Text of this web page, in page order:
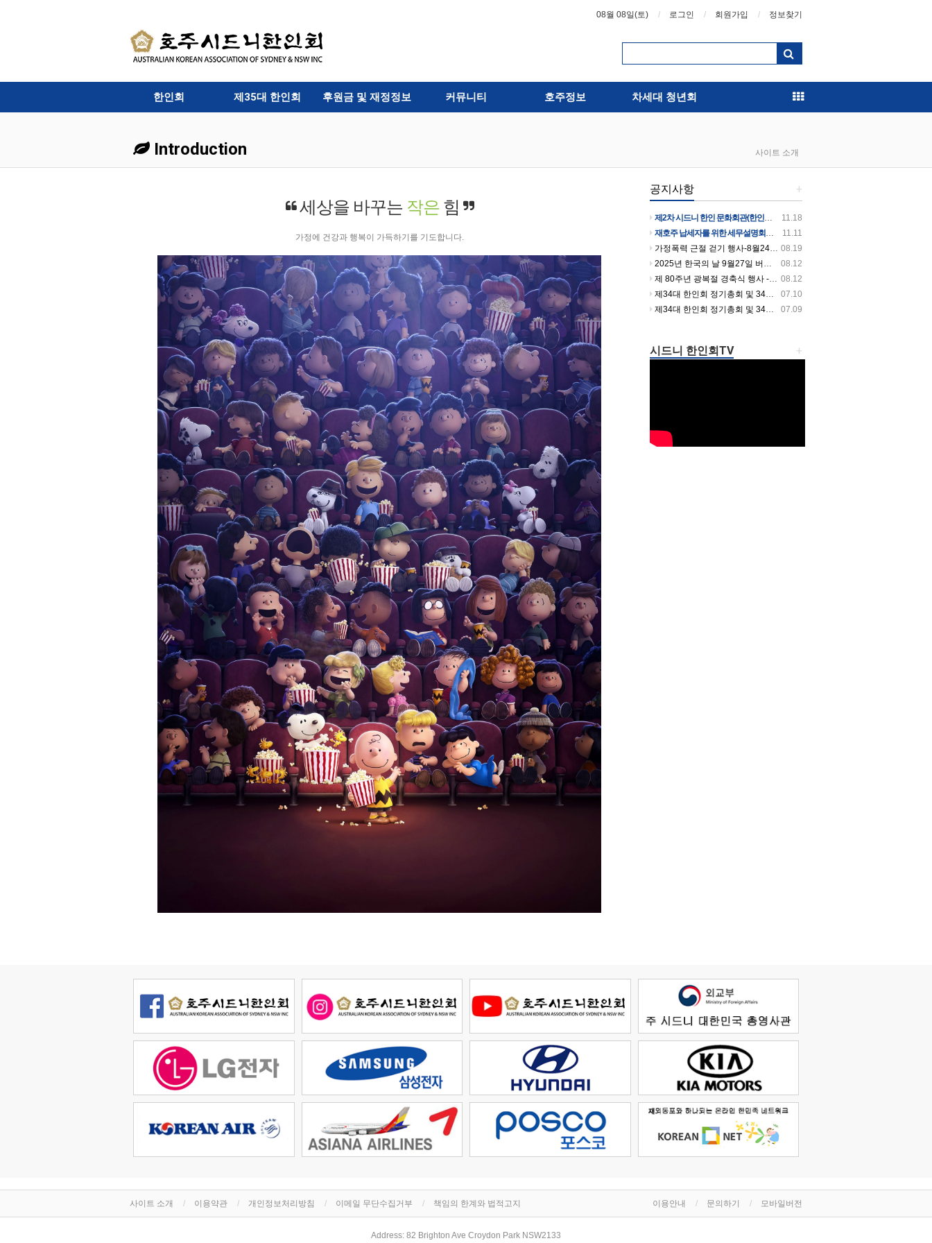
08월 08일(토) 로그인 회원가입 정보찾기
한인회 제35대 한인회 후원금 및 재정정보 커뮤니티 호주정보 차세대 청년회
Introduction 사이트 소개
세상을 바꾸는 작은 힘
가정에 건강과 행복이 가득하기를 기도합니다.
+
공지사항
11.18
제2차 시드니 한인 문화회관(한인회관)건립 후원의 날 행사 안내입니다
11.11
재호주 납세자를 위한 세무설명회를 개최합니다
08.19
가정폭력 근절 걷기 행사-8월24일 일요일 오전 9시~10시 30분까지 버우드파크에서 있습니다
08.12
2025년 한국의 날 9월27일 버우드파크에서 열립니다
08.12
제 80주년 광복절 경축식 행사 -셔틀버스 시간 안내
07.10
제34대 한인회 정기총회 및 34대 35대 회장 이취임식날 셔틀버스 운행합니다.
07.09
제34대 한인회 정기총회 및 34대 35대 회장 이취임식 개최!
+
시드니 한인회TV
사이트 소개 이용약관 개인정보처리방침 이메일 무단수집거부 책임의 한계와 법적고지 이용안내 문의하기 모바일버전
Address: 82 Brighton Ave Croydon Park NSW2133